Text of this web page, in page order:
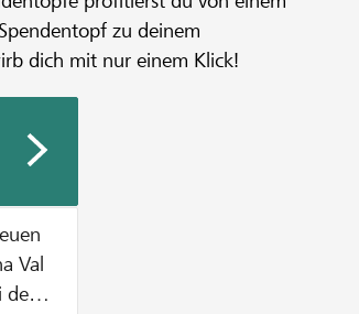
zu deinem
dich mit nur einem Klick!
der